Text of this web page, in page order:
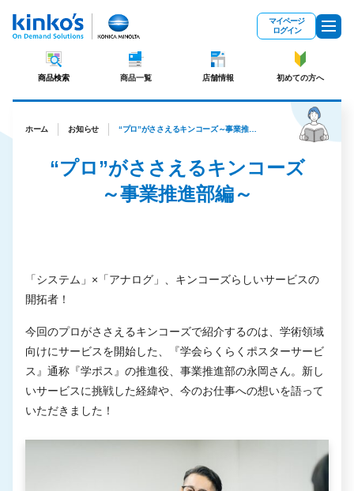
マイページ
ログイン
商品検索 商品一覧 店舗情報 初めての方へ
ホーム お知らせ “プロ”がささえるキンコーズ～事業推進部編～
“プロ”がささえるキンコーズ
～事業推進部編～
「システム」×「アナログ」、キンコーズらしいサービスの
開拓者！
今回のプロがささえるキンコーズで紹介するのは、学術領域
向けにサービスを開始した、『学会らくらくポスターサービ
ス』通称『学ポス』の推進役、事業推進部の永岡さん。新し
いサービスに挑戦した経緯や、今のお仕事への想いを語って
いただきました！